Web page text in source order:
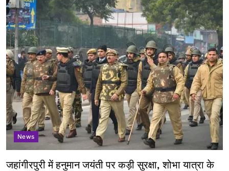
News
जहांगीरपुरी में हनुमान जयंती पर कड़ी सुरक्षा, शोभा यात्रा के